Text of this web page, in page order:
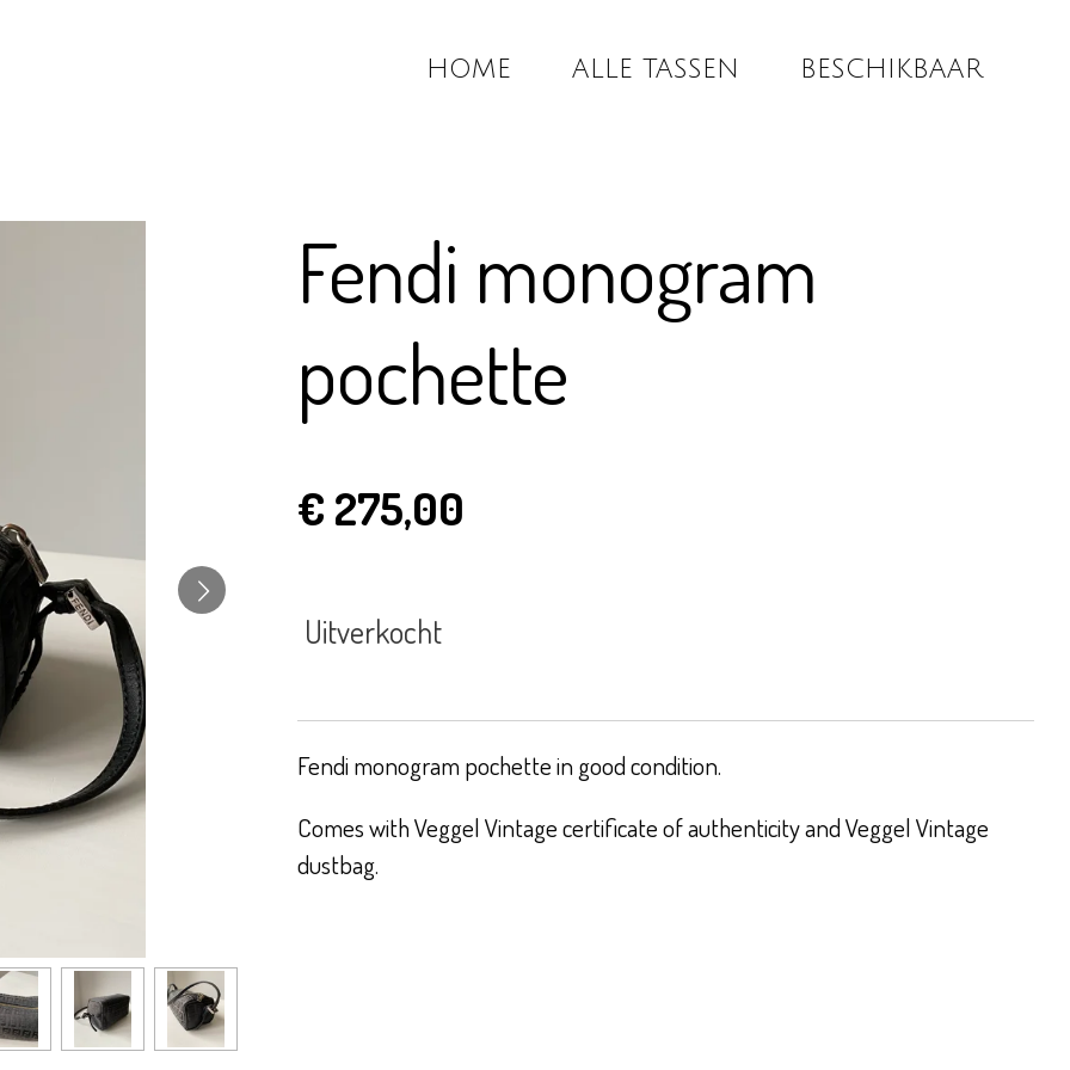
HOME ALLE TASSEN BESCHIKBAAR
Fendi monogram
pochette
€ 275,00
Uitverkocht
Fendi monogram pochette in good condition.
Comes with Veggel Vintage certificate of authenticity and Veggel Vintage
dustbag.